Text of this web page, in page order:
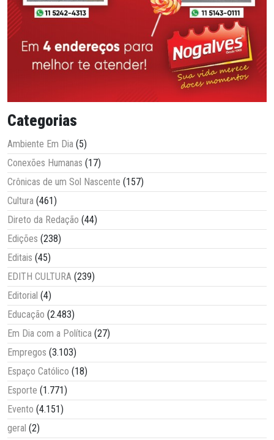
Categorias
Ambiente Em Dia (5)
Conexões Humanas (17)
Crônicas de um Sol Nascente (157)
Cultura (461)
Direto da Redação (44)
Edições (238)
Editais (45)
EDITH CULTURA (239)
Editorial (4)
Educação (2.483)
Em Dia com a Política (27)
Empregos (3.103)
Espaço Católico (18)
Esporte (1.771)
Evento (4.151)
geral (2)